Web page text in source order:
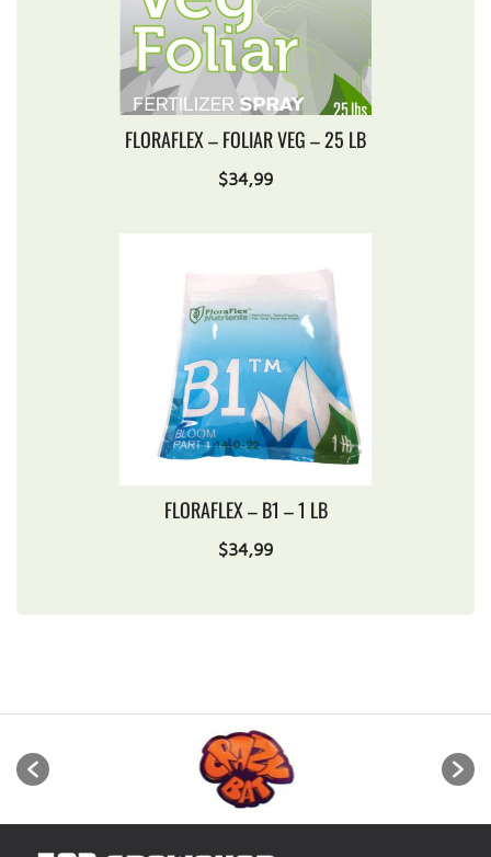
FLORAFLEX – FOLIAR VEG – 25 LB
$34,99
FLORAFLEX – B1 – 1 LB
$34,99